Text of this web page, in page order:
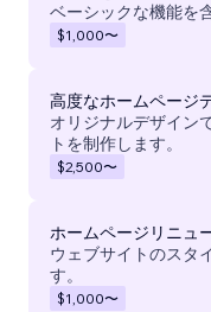
ベーシックな機能を
$1,000〜
高度なホームページ
オリジナルデザイン
トを制作します。
$2,500〜
ホームページリニュ
ウェブサイトのスタ
す。
$1,000〜